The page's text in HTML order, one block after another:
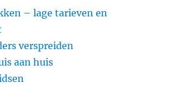
– lage tarieven en
verspreiden
aan huis